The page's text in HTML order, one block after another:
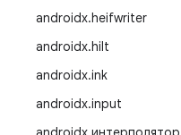
androidx.heifwriter
androidx.hilt
androidx.ink
androidx.input